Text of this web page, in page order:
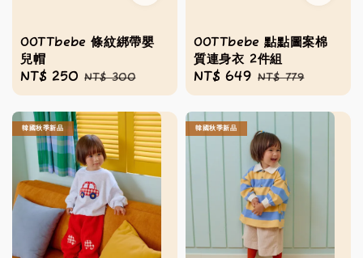
OOTTbebe 條紋綁帶嬰
兒帽
Sale
price
NT$ 250 Regular
price
NT$ 300
OOTTbebe 點點圖案棉
質連身衣 2件組
Sale
price
NT$ 649 Regular
price
NT$ 779
韓國秋季新品 韓國秋季新品